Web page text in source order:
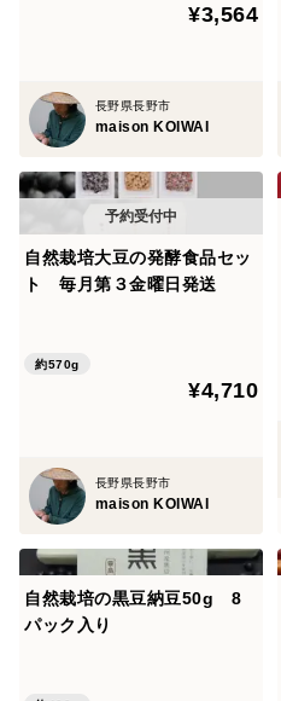
¥3,564
長野県長野市
maison KOIWAI
自然栽培大豆の発酵食品セッ
ト 毎月第３金曜日発送
約570g
¥4,710
長野県長野市
maison KOIWAI
自然栽培の黒豆納豆50g 8
パック入り